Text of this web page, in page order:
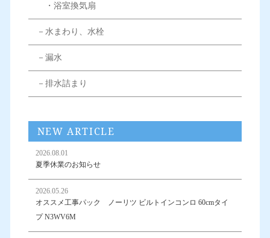
・浴室換気扇
－水まわり、水栓
－漏水
－排水詰まり
NEW ARTICLE
2026.08.01
夏季休業のお知らせ
2026.05.26
オススメ工事パック ノーリツ ビルトインコンロ 60cmタイ
プ N3WV6M